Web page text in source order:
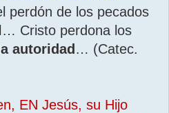
perdón de los pecados
… Cristo perdona los
autoridad… (Catec.
EN Jesús, su Hijo